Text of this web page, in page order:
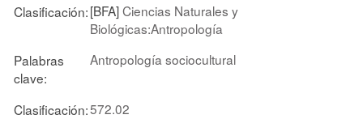
Clasificación:[BFA]Ciencias Naturales y
Biológicas:Antropología
Palabras
clave:
Antropología sociocultural
Clasificación:572.02